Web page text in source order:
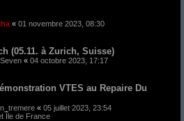
« 01 novembre 2023, 08:30
(05.11.​ à Zurich, Suisse)
« 04 octobre 2023, 17:17
VTES au Repaire Du
« 05 juillet 2023, 23:54
Île de France